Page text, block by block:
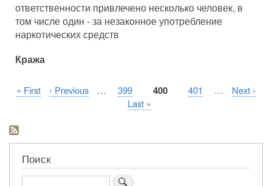
ответственности привлечено несколько человек, в
том числе один - за незаконное употребление
наркотических средств
Кража
Нумерация
Первая
« First
Предыдущая
‹ Previous … Страница
399
Текущая
400 Страница
401 …
Next ›
Последняя
Last »
Поиск
Поиск